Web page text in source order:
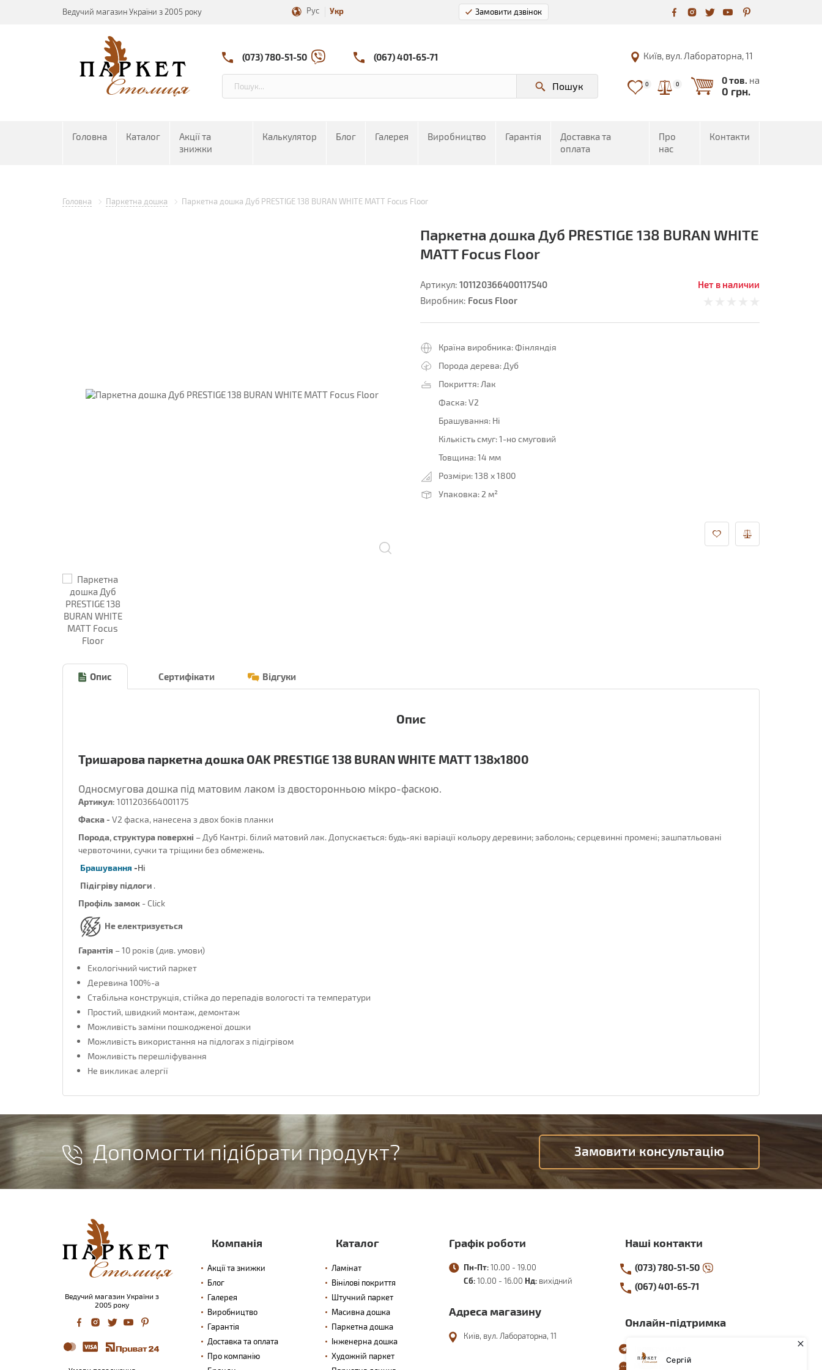
Ведучий магазин України з 2005 року Рус Укр Замовити дзвінок
(073) 780-51-50 (067) 401-65-71 Київ, вул. Лабораторна, 11
Пошук 0 0 0 тов. на
0 грн.
Головна Каталог
Акції та
знижки
Калькулятор Блог Галерея Виробництво Гарантія
Доставка та
оплата
Про
нас
Контакти
Головна Паркетна дошка Паркетна дошка Дуб PRESTIGE 138 BURAN WHITE MATT Focus Floor
Паркетна дошка Дуб PRESTIGE 138 BURAN WHITE
MATT Focus Floor
Артикул: 101120366400117540 Нет в наличии
Виробник: Focus Floor
Країна виробника:Фінляндія
Порода дерева: Дуб
Покриття:Лак
Фаска:V2
Брашування: Ні
Кількість смуг:1-но смуговий
Товщина:14 мм
Розміри:138 x 1800
Упаковка: 2 м²
Опис Сертифікати Відгуки
Опис
Тришарова паркетна дошка OAK PRESTIGE 138 BURAN WHITE MATT 138х1800
Односмугова дошка під матовим лаком із двосторонньою мікро-фаскою.
Артикул: 1011203664001175
Фаска - V2 фаска, нанесена з двох боків планки
Порода, структура поверхні – Дуб Кантрі. білий матовий лак. Допускається: будь-які варіації кольору деревини;заболонь;серцевинні промені;зашпатльовані
червоточини, сучки та тріщини без обмежень.
Брашування -Ні
Підігріву підлоги .
Профіль замок - Click
Не електризується
Гарантія – 10 років (див. умови)
Екологічний чистий паркет
Деревина 100%-а
Стабільна конструкція, стійка до перепадів вологості та температури
Простий, швидкий монтаж, демонтаж
Можливість заміни пошкодженої дошки
Можливість використання на підлогах з підігрівом
Можливість перешліфування
Не викликає алергії
Допомогти підібрати продукт? Замовити консультацію
Ведучий магазин України з
2005 року
Компанія
Акції та знижки
Блог
Галерея
Виробництво
Гарантія
Доставка та оплата
Про компанію
Каталог
Ламінат
Вінілові покриття
Штучний паркет
Масивна дошка
Паркетна дошка
Інженерна дошка
Художній паркет
Графік роботи
Пн-Пт:10.00 - 19.00
Сб:10.00 - 16.00 Нд:вихідний
Адреса магазину
Київ, вул. Лабораторна, 11
Наші контакти
(073) 780-51-50
(067) 401-65-71
Онлайн-підтримка
Messenger